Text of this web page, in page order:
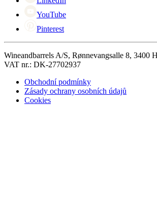
YouTube
Pinterest
Wineandbarrels A/S, Rønnevangsalle 8, 3400
VAT nr.: DK-27702937
Obchodní podmínky
Zásady ochrany osobních údajů
Cookies